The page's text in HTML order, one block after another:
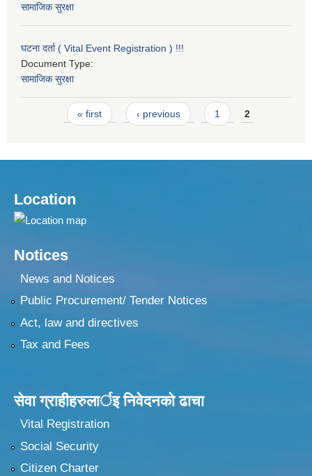
सामाजिक सुरक्षा
घटना दर्ता ( Vital Event Registration ) !!!
Document Type:
सामाजिक सुरक्षा
Pages« first ‹ previous 1 2
Location
Notices
News and Notices
Public Procurement/ Tender Notices
Act, law and directives
Tax and Fees
सेवा ग्राहीहरुलार्इ निवेदनकाे ढा‍चा
Vital Registration
Social Security
Citizen Charter